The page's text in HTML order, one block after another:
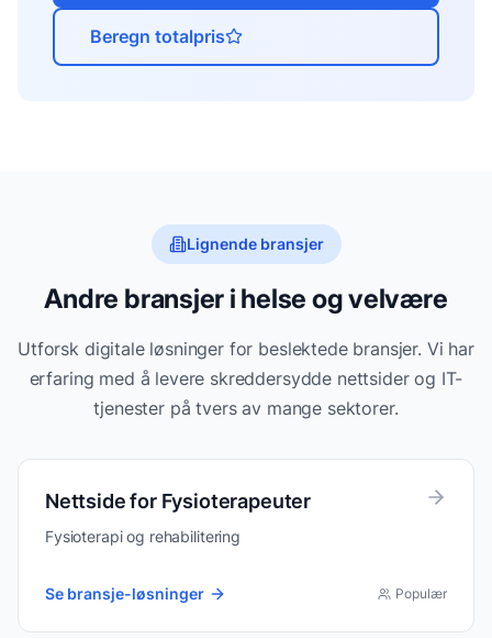
Beregn totalpris
Lignende bransjer
Andre bransjer i helse og velvære
Utforsk digitale løsninger for beslektede bransjer. Vi har
erfaring med å levere skreddersydde nettsider og IT-
tjenester på tvers av mange sektorer.
Nettside for Fysioterapeuter
Fysioterapi og rehabilitering
Se bransje-løsninger Populær